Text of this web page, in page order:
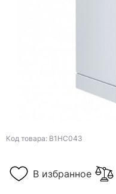
Код товара: B1HC043
В избранное